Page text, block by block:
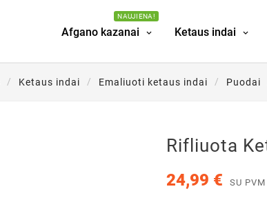
Afgano kazanai
NAUJIENA!
Ketaus indai
Ketaus indai Emaliuoti ketaus indai Puodai
Rifliuota
24,99 € SU PVM